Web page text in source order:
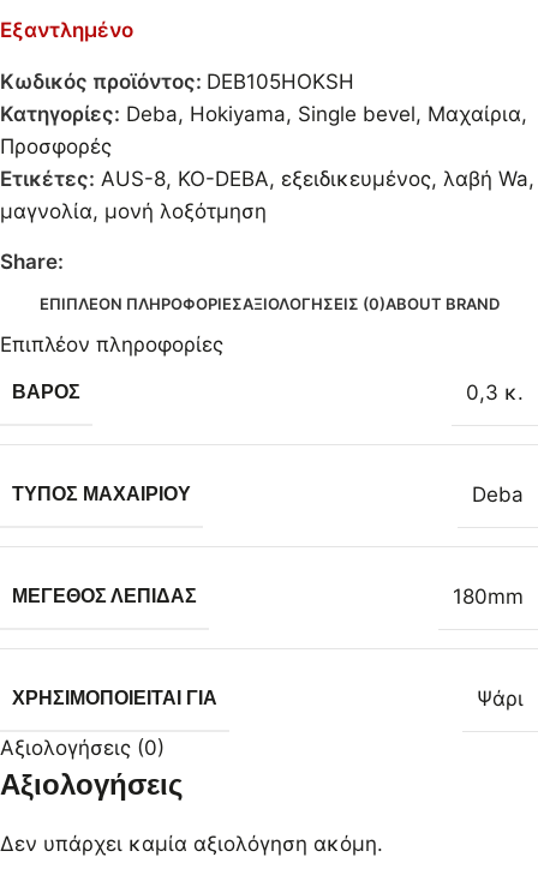
Εξαντλημένο
Κωδικός προϊόντος: DEB105HOKSH
Κατηγορίες: Deba, Hokiyama, Single bevel, Μαχαίρια,
Προσφορές
Ετικέτες: AUS-8, KO-DEBA, εξειδικευμένος, λαβή Wa,
μαγνολία, μονή λοξότμηση
Share:
ΕΠΙΠΛΈΟΝ ΠΛΗΡΟΦΟΡΊΕΣΑΞΙΟΛΟΓΉΣΕΙΣ (0)ABOUT BRAND
Επιπλέον πληροφορίες
ΒΆΡΟΣ 0,3 κ.
ΤΎΠΟΣ ΜΑΧΑΙΡΙΟΎ Deba
ΜΈΓΕΘΟΣ ΛΕΠΊΔΑΣ 180mm
ΧΡΗΣΙΜΟΠΟΙΕΊΤΑΙ ΓΙΑ Ψάρι
Αξιολογήσεις (0)
Αξιολογήσεις
Δεν υπάρχει καμία αξιολόγηση ακόμη.